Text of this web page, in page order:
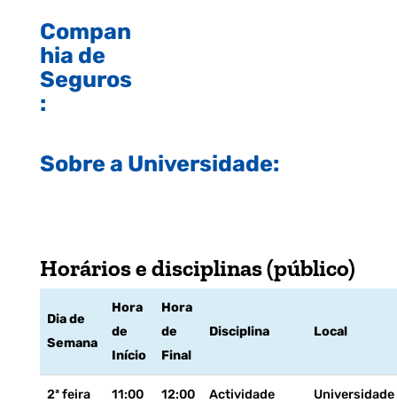
Compan
hia de
Seguros
:
Sobre a Universidade:
Horários e disciplinas (público)
Dia de
Semana
Hora
de
Início
Hora
de
Final
Disciplina Local
2ª feira 11:00 12:00
Actividade
Universidade